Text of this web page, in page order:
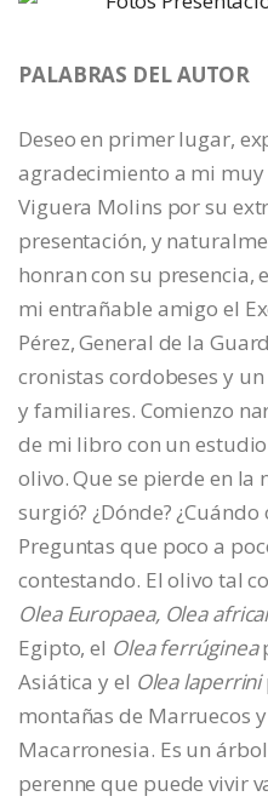
PALABRAS DEL AUTOR
Deseo en primer lugar,
agradecimiento a mi
Viguera Molins por su
presentación, y
honran con su presencia,
mi entrañable amigo el
Pérez, General de la
cronistas cordobeses y
y familiares. Comienzo
de mi libro con un
olivo. Que se pierde en la
surgió? ¿Dónde?
Preguntas que poco a
contestando. El olivo tal
Olea Europaea, Olea
Egipto, el Olea ferrúginea
Asiática y el Olea laperrini
montañas de Marruecos
Macarronesia. Es un
perenne que puede vivir